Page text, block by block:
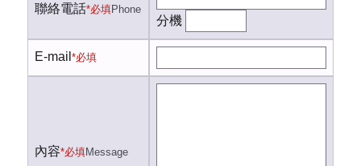
聯絡電話*必填Phone
分機
E-mail *必填
內容*必填Message